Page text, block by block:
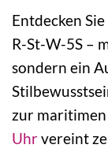
Entdecken
R-St-W-5S –
sondern ein
zur
Uhrvereint